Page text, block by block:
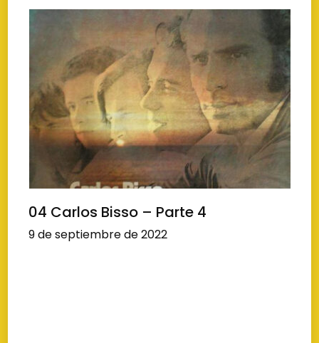
04 Carlos Bisso – Parte 4
9 de septiembre de 2022